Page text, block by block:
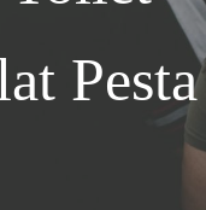
Pesta